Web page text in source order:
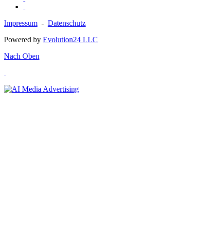
Impressum - Datenschutz
Powered by Evolution24 LLC
Nach Oben